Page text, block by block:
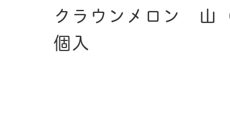
クラウンメロン 山
個入